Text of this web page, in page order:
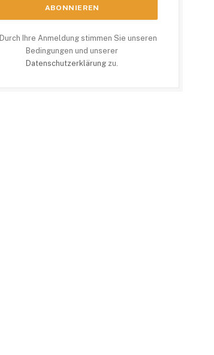
Durch Ihre Anmeldung stimmen Sie unseren
Bedingungen und unserer
Datenschutzerklärung zu.